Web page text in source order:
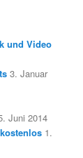
und Video
3. Januar
Juni 2014
1.